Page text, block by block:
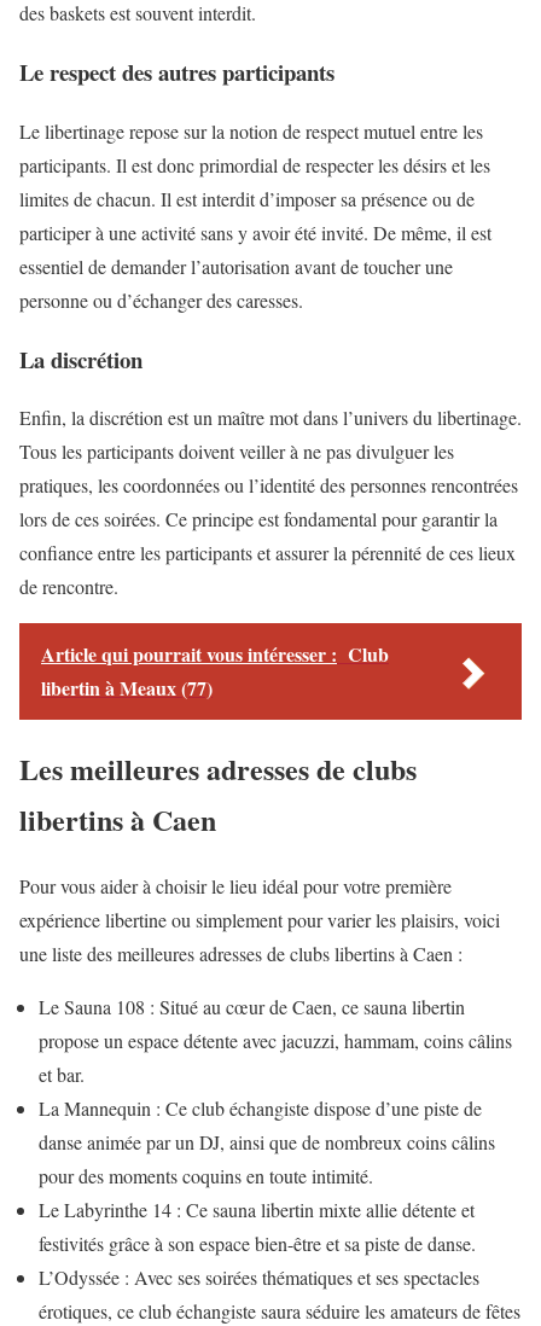
des baskets est souvent interdit.
Le respect des autres participants
Le libertinage repose sur la notion de respect mutuel entre les
participants. Il est donc primordial de respecter les désirs et les
limites de chacun. Il est interdit d’imposer sa présence ou de
participer à une activité sans y avoir été invité. De même, il est
essentiel de demander l’autorisation avant de toucher une
personne ou d’échanger des caresses.
La discrétion
Enfin, la discrétion est un maître mot dans l’univers du libertinage.
Tous les participants doivent veiller à ne pas divulguer les
pratiques, les coordonnées ou l’identité des personnes rencontrées
lors de ces soirées. Ce principe est fondamental pour garantir la
confiance entre les participants et assurer la pérennité de ces lieux
de rencontre.
Article qui pourrait vous intéresser : Club
libertin à Meaux (77)
Les meilleures adresses de clubs
libertins à Caen
Pour vous aider à choisir le lieu idéal pour votre première
expérience libertine ou simplement pour varier les plaisirs, voici
une liste des meilleures adresses de clubs libertins à Caen :
Le Sauna 108 : Situé au cœur de Caen, ce sauna libertin
propose un espace détente avec jacuzzi, hammam, coins câlins
et bar.
La Mannequin : Ce club échangiste dispose d’une piste de
danse animée par un DJ, ainsi que de nombreux coins câlins
pour des moments coquins en toute intimité.
Le Labyrinthe 14 : Ce sauna libertin mixte allie détente et
festivités grâce à son espace bien-être et sa piste de danse.
L’Odyssée : Avec ses soirées thématiques et ses spectacles
érotiques, ce club échangiste saura séduire les amateurs de fêtes